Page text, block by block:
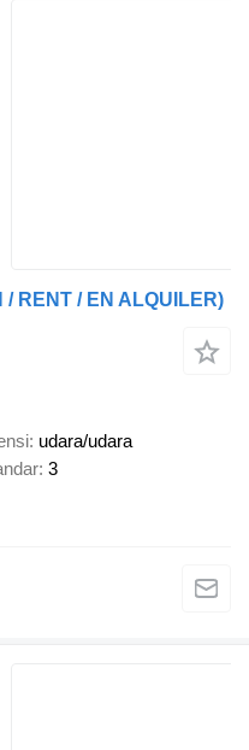
RENT / EN ALQUILER)
udara/udara
3